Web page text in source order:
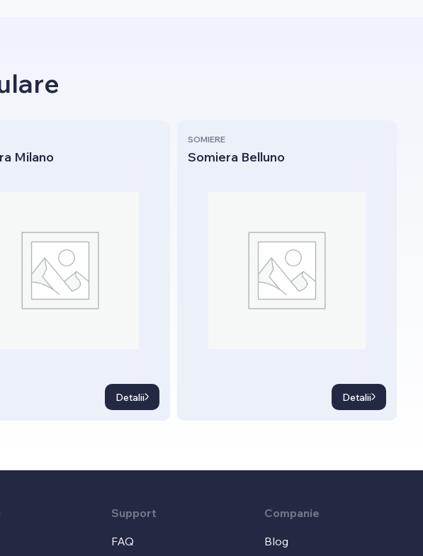
Milano
Detalii
SOMIERE
Somiera Belluno
Detalii
Support
FAQ
Companie
Blog